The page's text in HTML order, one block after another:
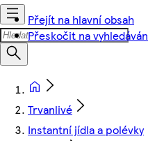
Přejít na hlavní obsah
Přeskočit na
Trvanlivé
Instantní jídla a polévky